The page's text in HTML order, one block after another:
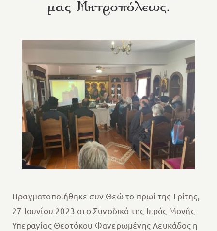
μας Μητροπόλεως.
Πραγματοποιήθηκε συν Θεώ το πρωί της Τρίτης,
27 Ιουνίου 2023 στο Συνοδικό της Ιεράς Μονής
Υπεραγίας Θεοτόκου Φανερωμένης Λευκάδος η